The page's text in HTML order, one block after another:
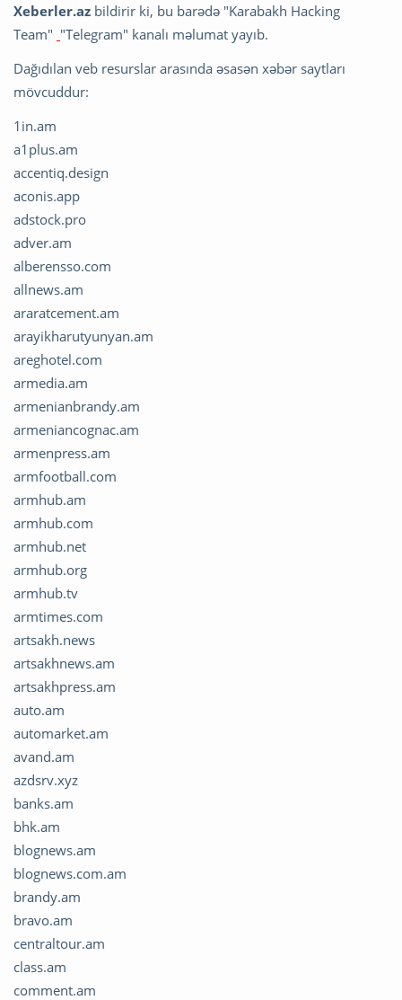
Xeberler.az bildirir ki, bu barədə "Karabakh Hacking
Team" "Telegram" kanalı məlumat yayıb.
Dağıdılan veb resurslar arasında əsasən xəbər saytları
mövcuddur:
1in.am
a1plus.am
accentiq.design
aconis.app
adstock.pro
adver.am
alberensso.com
allnews.am
araratcement.am
arayikharutyunyan.am
areghotel.com
armedia.am
armenianbrandy.am
armeniancognac.am
armenpress.am
armfootball.com
armhub.am
armhub.com
armhub.net
armhub.org
armhub.tv
armtimes.com
artsakh.news
artsakhnews.am
artsakhpress.am
auto.am
automarket.am
avand.am
azdsrv.xyz
banks.am
bhk.am
blognews.am
blognews.com.am
brandy.am
bravo.am
centraltour.am
class.am
comment.am